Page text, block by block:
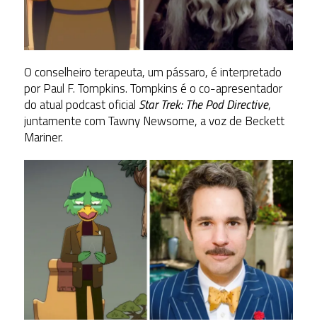
O conselheiro terapeuta, um pássaro, é interpretado
por Paul F. Tompkins. Tompkins é o co-apresentador
do atual podcast oficial Star Trek: The Pod Directive,
juntamente com Tawny Newsome, a voz de Beckett
Mariner.